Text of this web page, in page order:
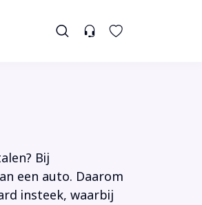
Bij
een auto. Daarom
insteek, waarbij